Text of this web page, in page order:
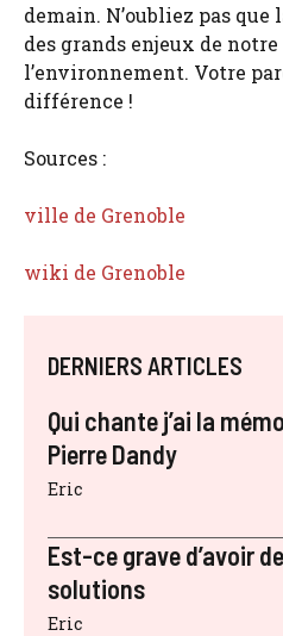
demain. N’oubliez pas
des grands enjeux de notre
l’environnement. Votre
différence !
Sources :
ville de Grenoble
wiki de Grenoble
DERNIERS ARTICLES
Qui chante j’ai la
Pierre Dandy
Eric
Est-ce grave d’avoir
solutions
Eric